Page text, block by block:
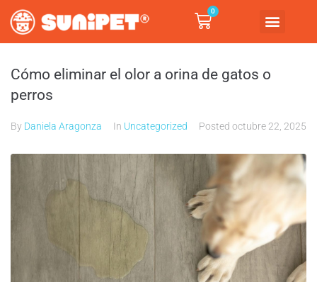
0
Cómo eliminar el olor a orina de gatos o
perros
By Daniela Aragonza In Uncategorized Posted octubre 22, 2025